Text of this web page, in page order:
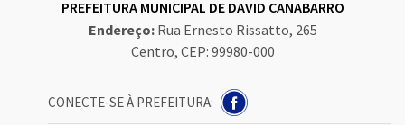
PREFEITURA MUNICIPAL DE DAVID CANABARRO
Endereço: Rua Ernesto Rissatto, 265
Centro, CEP: 99980-000
CONECTE-SE À PREFEITURA: